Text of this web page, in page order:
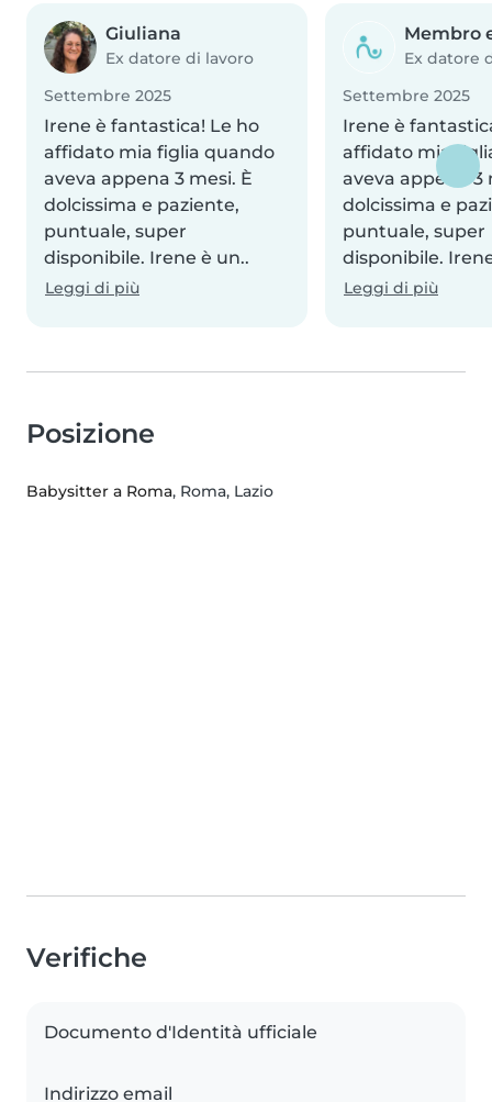
Giuliana
Ex datore di lavoro
Settembre 2025
Irene è fantastica! Le ho
affidato mia figlia quando
aveva appena 3 mesi. È
dolcissima e paziente,
puntuale, super
disponibile. Irene è un..
Leggi di più
Membro
Ex datore
Settembre 2025
Irene è
affidato mia
aveva appena 3
dolcissima e
puntuale, super
disponibile.
Leggi di più
Posizione
Babysitter a Roma, Roma, Lazio
Verifiche
Documento d'Identità ufficiale
Indirizzo email